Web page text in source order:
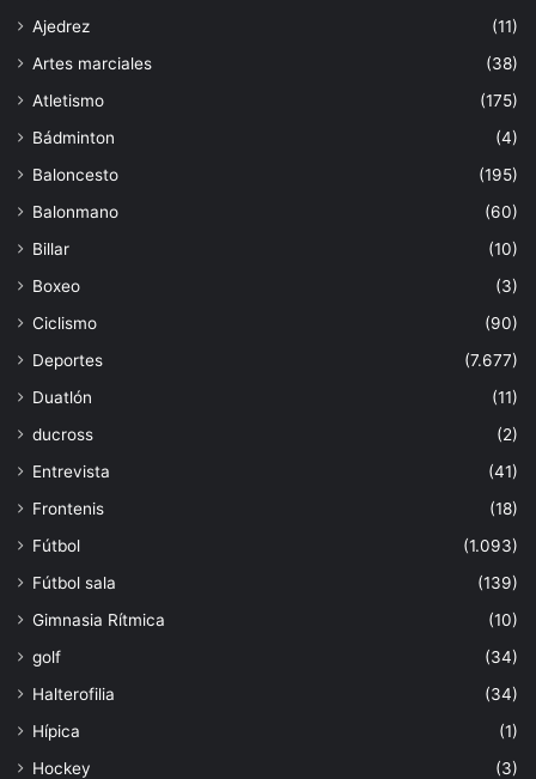
Ajedrez
(11)
Artes marciales
(38)
Atletismo
(175)
Bádminton
(4)
Baloncesto
(195)
Balonmano
(60)
Billar
(10)
Boxeo
(3)
Ciclismo
(90)
Deportes
(7.677)
Duatlón
(11)
ducross
(2)
Entrevista
(41)
Frontenis
(18)
Fútbol
(1.093)
Fútbol sala
(139)
Gimnasia Rítmica
(10)
golf
(34)
Halterofilia
(34)
Hípica
(1)
Hockey
(3)